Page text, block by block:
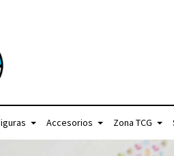
Accesorios Zona TCG